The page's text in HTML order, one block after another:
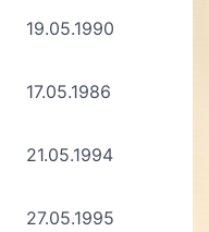
19.05.1990
17.05.1986
21.05.1994
27.05.1995